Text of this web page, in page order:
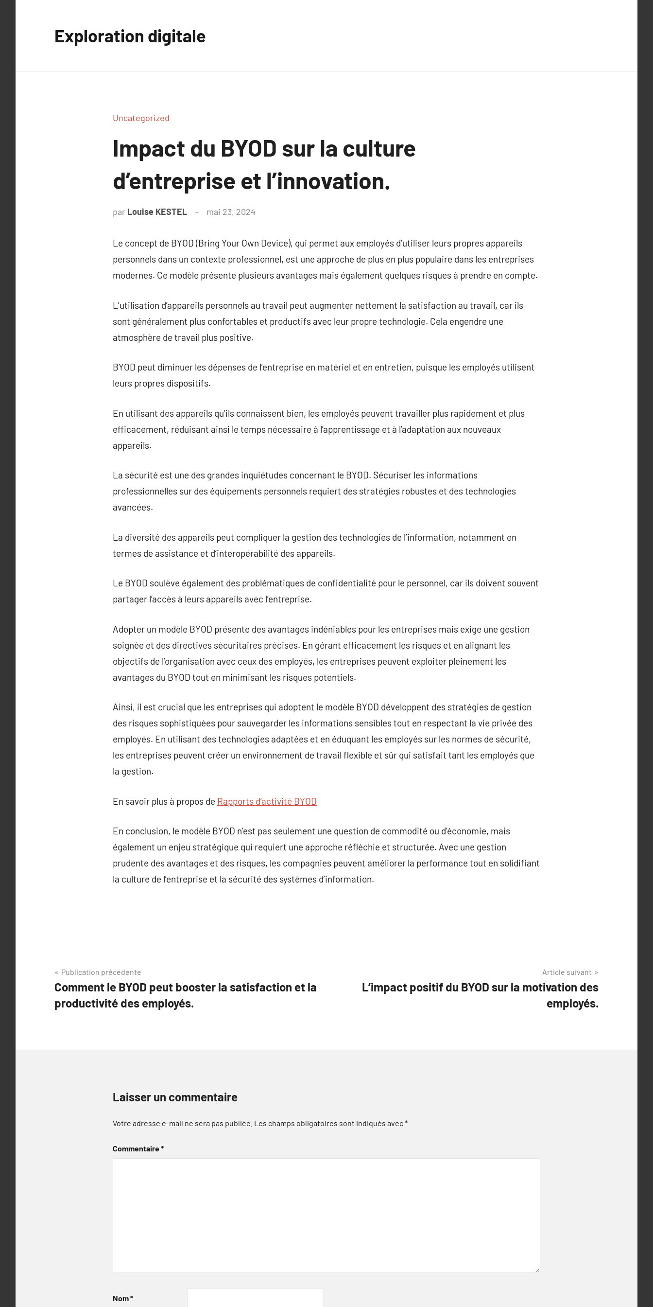
Exploration digitale
Uncategorized
Impact du BYOD sur la culture
d’entreprise et l’innovation.
par Louise KESTEL mai 23, 2024
Le concept de BYOD (Bring Your Own Device), qui permet aux employés d’utiliser leurs propres appareils
personnels dans un contexte professionnel, est une approche de plus en plus populaire dans les entreprises
modernes. Ce modèle présente plusieurs avantages mais également quelques risques à prendre en compte.
L’utilisation d’appareils personnels au travail peut augmenter nettement la satisfaction au travail, car ils
sont généralement plus confortables et productifs avec leur propre technologie. Cela engendre une
atmosphère de travail plus positive.
BYOD peut diminuer les dépenses de l’entreprise en matériel et en entretien, puisque les employés utilisent
leurs propres dispositifs.
En utilisant des appareils qu’ils connaissent bien, les employés peuvent travailler plus rapidement et plus
efficacement, réduisant ainsi le temps nécessaire à l’apprentissage et à l’adaptation aux nouveaux
appareils.
La sécurité est une des grandes inquiétudes concernant le BYOD. Sécuriser les informations
professionnelles sur des équipements personnels requiert des stratégies robustes et des technologies
avancées.
La diversité des appareils peut compliquer la gestion des technologies de l’information, notamment en
termes de assistance et d’interopérabilité des appareils.
Le BYOD soulève également des problématiques de confidentialité pour le personnel, car ils doivent souvent
partager l’accès à leurs appareils avec l’entreprise.
Adopter un modèle BYOD présente des avantages indéniables pour les entreprises mais exige une gestion
soignée et des directives sécuritaires précises. En gérant efficacement les risques et en alignant les
objectifs de l’organisation avec ceux des employés, les entreprises peuvent exploiter pleinement les
avantages du BYOD tout en minimisant les risques potentiels.
Ainsi, il est crucial que les entreprises qui adoptent le modèle BYOD développent des stratégies de gestion
des risques sophistiquées pour sauvegarder les informations sensibles tout en respectant la vie privée des
employés. En utilisant des technologies adaptées et en éduquant les employés sur les normes de sécurité,
les entreprises peuvent créer un environnement de travail flexible et sûr qui satisfait tant les employés que
la gestion.
En savoir plus à propos de Rapports d’activité BYOD
En conclusion, le modèle BYOD n’est pas seulement une question de commodité ou d’économie, mais
également un enjeu stratégique qui requiert une approche réfléchie et structurée. Avec une gestion
prudente des avantages et des risques, les compagnies peuvent améliorer la performance tout en solidifiant
la culture de l’entreprise et la sécurité des systèmes d’information.
Navigation
de
l’article
Publication précédente
Comment le BYOD peut booster la satisfaction et la
productivité des employés.
Article suivant
L’impact positif du BYOD sur la motivation des
employés.
Laisser un commentaire
Votre adresse e-mail ne sera pas publiée. Les champs obligatoires sont indiqués avec*
Commentaire*
Nom*